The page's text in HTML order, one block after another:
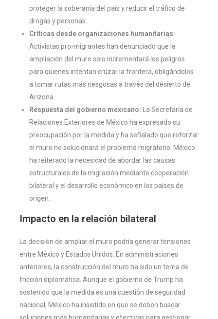
proteger la soberanía del país y reducir el tráfico de
drogas y personas.
Críticas desde organizaciones humanitarias:
Activistas pro-migrantes han denunciado que la
ampliación del muro solo incrementará los peligros
para quienes intentan cruzar la frontera, obligándolos
a tomar rutas más riesgosas a través del desierto de
Arizona.
Respuesta del gobierno mexicano: La Secretaría de
Relaciones Exteriores de México ha expresado su
preocupación por la medida y ha señalado que reforzar
el muro no solucionará el problema migratorio. México
ha reiterado la necesidad de abordar las causas
estructurales de la migración mediante cooperación
bilateral y el desarrollo económico en los países de
origen.
Impacto en la relación bilateral
La decisión de ampliar el muro podría generar tensiones
entre México y Estados Unidos. En administraciones
anteriores, la construcción del muro ha sido un tema de
fricción diplomática. Aunque el gobierno de Trump ha
sostenido que la medida es una cuestión de seguridad
nacional, México ha insistido en que se deben buscar
soluciones más humanitarias y efectivas para gestionar